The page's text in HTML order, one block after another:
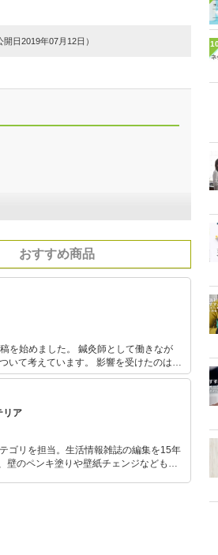
日2019年07月12日）
おすすめ商品
灸師として働きなが
す。 影響を受けたのは、
食住に必要なすべての
りなさいという教えを大切にしていま
リア
ゴリを担当。生活情報雑誌の編集を15年
壁のペンキ塗りや壁紙チェンジなどもチ